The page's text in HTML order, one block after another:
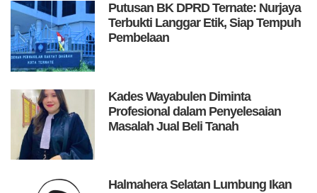
Putusan BK DPRD Ternate: Nurjaya
Terbukti Langgar Etik, Siap Tempuh
Pembelaan
Kades Wayabulen Diminta
Profesional dalam Penyelesaian
Masalah Jual Beli Tanah
Halmahera Selatan Lumbung Ikan